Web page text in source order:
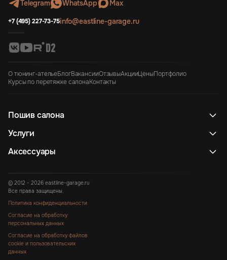
Telegram WhatsApp Max
+7 (495) 227-73-75info@eastline-garage.ru
О тюнинг-ательеБлогВакансииОтзывыАкцииЦеныПортфолио
Курсы по перетяжке салонаКонтакты
Пошив салона
Услуги
Аксессуары
© 2012 - 2026 eastline-garage.ru
Все права защищены.
Политика конфиденциальности
Согласие на обработку
персональных данных
Согласие на обработку файлов
cookie и пользовательских
данных